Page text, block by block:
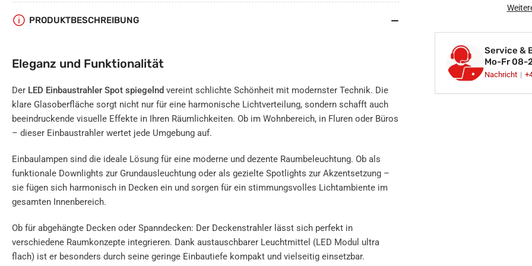
in
Einbaustrahler
spiegelnd
rund
Glas
Lochmaß
68mm
Service &
Mo-Fr 08-
Nachricht
PRODUKTBESCHREIBUNG
Eleganz und Funktionalität
Der LED Einbaustrahler Spot spiegelnd vereint schlichte Schönheit mit modernster Technik. Die
klare Glasoberfläche sorgt nicht nur für eine harmonische Lichtverteilung, sondern schafft auch
beeindruckende visuelle Effekte in Ihren Räumlichkeiten. Ob im Wohnbereich, in Fluren oder Büros
– dieser Einbaustrahler wertet jede Umgebung auf.
Einbaulampen sind die ideale Lösung für eine moderne und dezente Raumbeleuchtung. Ob als
funktionale Downlights zur Grundausleuchtung oder als gezielte Spotlights zur Akzentsetzung –
sie fügen sich harmonisch in Decken ein und sorgen für ein stimmungsvolles Lichtambiente im
gesamten Innenbereich.
Ob für abgehängte Decken oder Spanndecken: Der Deckenstrahler lässt sich perfekt in
verschiedene Raumkonzepte integrieren. Dank austauschbarer Leuchtmittel (LED Modul ultra
flach) ist er besonders durch seine geringe Einbautiefe kompakt und vielseitig einsetzbar.